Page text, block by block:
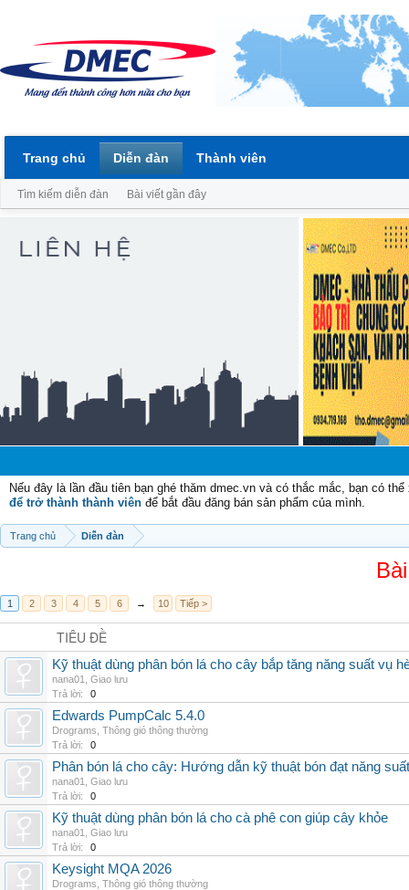
Nếu đây là lần đầu tiên bạn ghé thăm dmec.vn và có thắc mắc, bạn có
để trở thành thành viên để bắt đầu đăng bán sản phẩm của mình.
Trang chủ Diễn đàn
1 2 3 4 5 6 → 10 Tiếp >
TIÊU ĐỀ
Kỹ thuật dùng phân bón lá cho cây bắp tăng năng suất vụ
nana01
Giao lưu
Trả lời:
0
Edwards PumpCalc 5.4.0
Drograms Thông gió thông thường
Trả lời:
0
Phân bón lá cho cây: Hướng dẫn kỹ thuật bón đạt năng suất
nana01
Giao lưu
Trả lời:
0
Kỹ thuật dùng phân bón lá cho cà phê con giúp cây khỏe
nana01
Giao lưu
Trả lời:
0
Keysight MQA 2026
Drograms Thông gió thông thường
Trang chủ Diễn đàn
Tìm kiếm diễn đàn Bài viết gần đây
Thành viên